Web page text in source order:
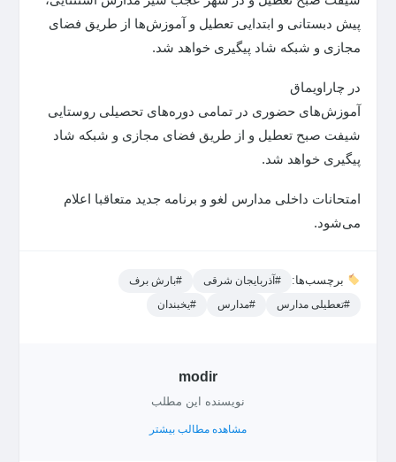
پیش دبستانی و ابتدایی تعطیل و آموزش‌ها از طریق فضای
مجازی و شبکه شاد پیگیری خواهد شد.
در چاراویماق
آموزش‌های حضوری در تمامی دوره‌های تحصیلی روستایی
شیفت صبح تعطیل و از طریق فضای مجازی و شبکه شاد
پیگیری خواهد شد.
امتحانات داخلی مدارس لغو و برنامه جدید متعاقبا اعلام
می‌شود.
برچسب‌ها: #آذربایجان شرقی
#بارش برف
#تعطیلی مدارس
#مدارس #یخبندان
modir
نویسنده این مطلب
مشاهده مطالب بیشتر